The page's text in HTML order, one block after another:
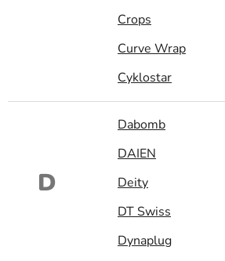
Crops
Curve Wrap
Cyklostar
D
Dabomb
DAIEN
Deity
DT Swiss
Dynaplug